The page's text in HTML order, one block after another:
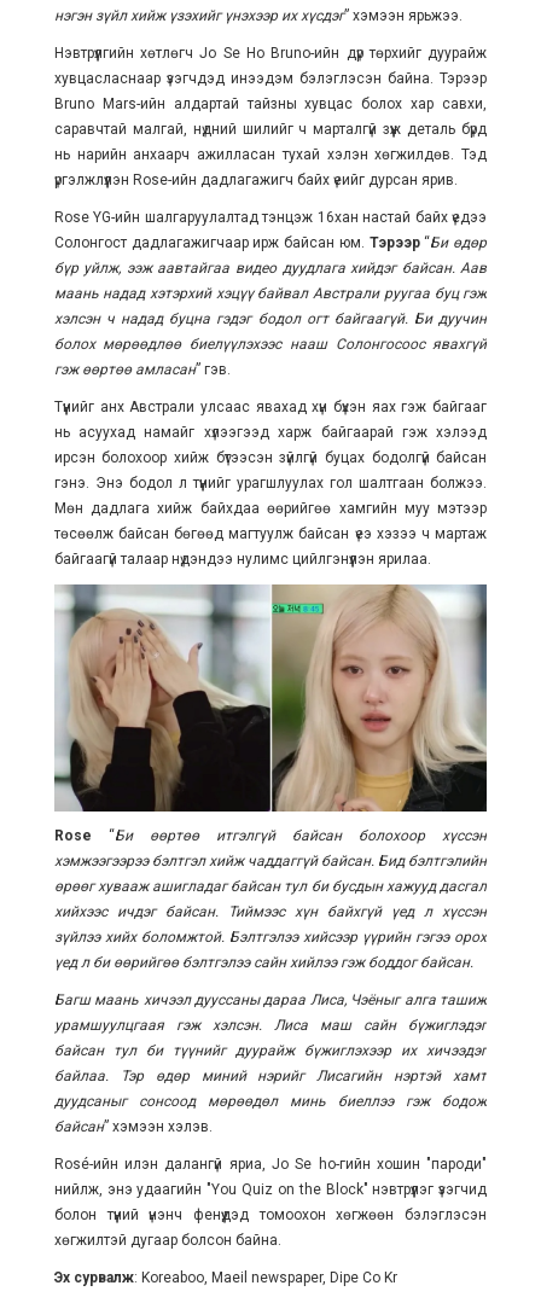
нэгэн зүйл хийж үзэхийг үнэхээр их хүсдэг” хэмээн ярьжээ.
Нэвтрүүлгийн хөтлөгч Jo Se Ho Bruno-ийн дүр төрхийг дуурайж
хувцасласнаар үзэгчдэд инээдэм бэлэглэсэн байна. Тэрээр
Bruno Mars-ийн алдартай тайзны хувцас болох хар савхи,
саравчтай малгай, нүдний шилийг ч марталгүй зүүж деталь бүрд
нь нарийн анхаарч ажилласан тухай хэлэн хөгжилдөв. Тэд
үргэлжлүүлэн Rose-ийн дадлагажигч байх үеийг дурсан ярив.
Rose YG-ийн шалгаруулалтад тэнцэж 16хан настай байх үедээ
Солонгост дадлагажигчаар ирж байсан юм. Тэрээр“Би өдөр
бүр уйлж, ээж аавтайгаа видео дуудлага хийдэг байсан. Аав
маань надад хэтэрхий хэцүү байвал Австрали руугаа буц гэж
хэлсэн ч надад буцна гэдэг бодол огт байгаагүй. Би дуучин
болох мөрөөдлөө биелүүлэхээс нааш Солонгосоос явахгүй
гэж өөртөө амласан” гэв.
Түүнийг анх Австрали улсаас явахад хүн бүхэн яах гэж байгааг
нь асуухад намайг хүлээгээд харж байгаарай гэж хэлээд
ирсэн болохоор хийж бүтээсэн зүйлгүй буцах бодолгүй байсан
гэнэ. Энэ бодол л түүнийг урагшлуулах гол шалтгаан болжээ.
Мөн дадлага хийж байхдаа өөрийгөө хамгийн муу мэтээр
төсөөлж байсан бөгөөд магтуулж байсан үеэ хэзээ ч мартаж
байгаагүй талаар нүдэндээ нулимс цийлгэнүүлэн ярилаа.
Rose “Би өөртөө итгэлгүй байсан болохоор хүссэн
хэмжээгээрээ бэлтгэл хийж чаддаггүй байсан. Бид бэлтгэлийн
өрөөг хувааж ашигладаг байсан тул би бусдын хажууд дасгал
хийхээс ичдэг байсан. Тиймээс хүн байхгүй үед л хүссэн
зүйлээ хийх боломжтой. Бэлтгэлээ хийсээр үүрийн гэгээ орох
үед л би өөрийгөө бэлтгэлээ сайн хийлээ гэж боддог байсан.
Багш маань хичээл дууссаны дараа Лиса, Чэёныг алга ташиж
урамшуулцгаая гэж хэлсэн. Лиса маш сайн бүжиглэдэг
байсан тул би түүнийг дуурайж бүжиглэхээр их хичээдэг
байлаа. Тэр өдөр миний нэрийг Лисагийн нэртэй хамт
дуудсаныг сонсоод мөрөөдөл минь биеллээ гэж бодож
байсан” хэмээн хэлэв.
Rosé-ийн илэн далангүй яриа, Jo Se ho-гийн хошин "пароди"
нийлж, энэ удаагийн "You Quiz on the Block" нэвтрүүлэг үзэгчид
болон түүний үнэнч фенүүдэд томоохон хөгжөөн бэлэглэсэн
хөгжилтэй дугаар болсон байна.
Эх сурвалж: Koreaboo, Maeil newspaper, Dipe Co Kr